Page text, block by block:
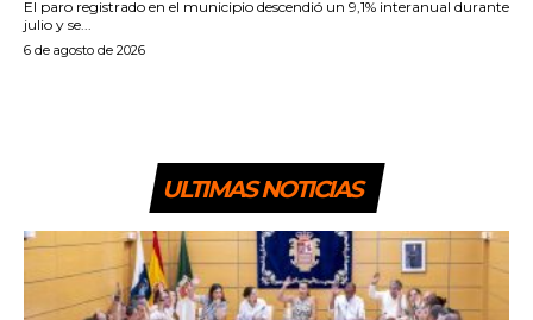
El paro registrado en el municipio descendió un 9,1% interanual durante
julio y se...
6 de agosto de 2026
ULTIMAS NOTICIAS